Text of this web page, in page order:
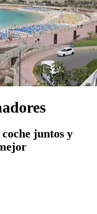
juntos y